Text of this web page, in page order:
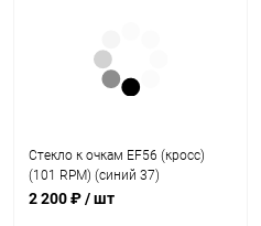
Стекло к очкам EF56 (кросс)
(101 RPM) (синий 37)
2 200 ₽/ шт